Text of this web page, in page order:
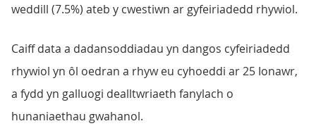
weddill (7.5%) ateb y cwestiwn ar gyfeiriadedd rhywiol.
Caiff data a dadansoddiadau yn dangos cyfeiriadedd
rhywiol yn ôl oedran a rhyw eu cyhoeddi ar 25 Ionawr,
a fydd yn galluogi dealltwriaeth fanylach o
hunaniaethau gwahanol.